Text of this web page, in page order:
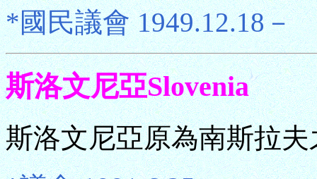
*國民議會 1949.12.18－
斯洛文尼亞Slovenia
斯洛文尼亞原為南斯拉